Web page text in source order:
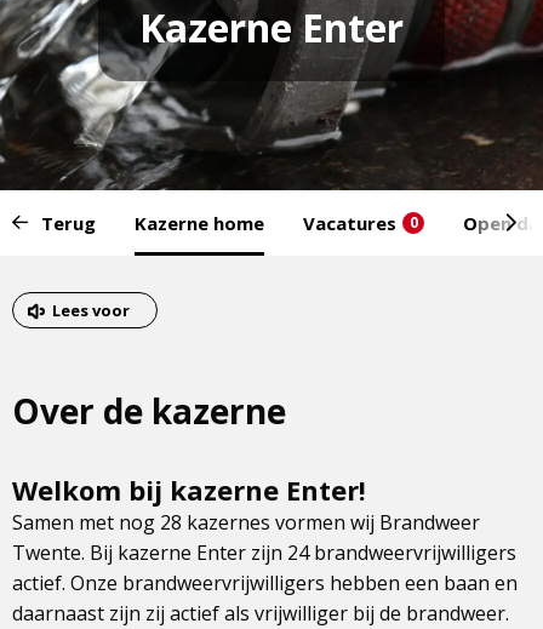
Kazerne Enter
van
menu:
Terug Kazerne home Vacatures 0 Open
van
het
Lees voor
Over de kazerne
Welkom bij kazerne Enter!
Samen met nog 28 kazernes vormen wij Brandweer
Twente. Bij kazerne Enter zijn 24 brandweervrijwilligers
actief. Onze brandweervrijwilligers hebben een baan en
daarnaast zijn zij actief als vrijwilliger bij de brandweer.